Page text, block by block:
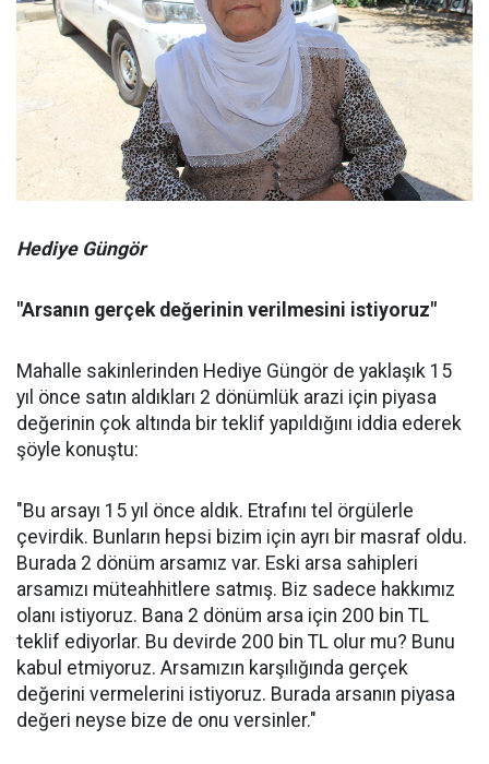
Hediye Güngör
"Arsanın gerçek değerinin verilmesini istiyoruz"
Mahalle sakinlerinden Hediye Güngör de yaklaşık 15
yıl önce satın aldıkları 2 dönümlük arazi için piyasa
değerinin çok altında bir teklif yapıldığını iddia ederek
şöyle konuştu:
"Bu arsayı 15 yıl önce aldık. Etrafını tel örgülerle
çevirdik. Bunların hepsi bizim için ayrı bir masraf oldu.
Burada 2 dönüm arsamız var. Eski arsa sahipleri
arsamızı müteahhitlere satmış. Biz sadece hakkımız
olanı istiyoruz. Bana 2 dönüm arsa için 200 bin TL
teklif ediyorlar. Bu devirde 200 bin TL olur mu? Bunu
kabul etmiyoruz. Arsamızın karşılığında gerçek
değerini vermelerini istiyoruz. Burada arsanın piyasa
değeri neyse bize de onu versinler."